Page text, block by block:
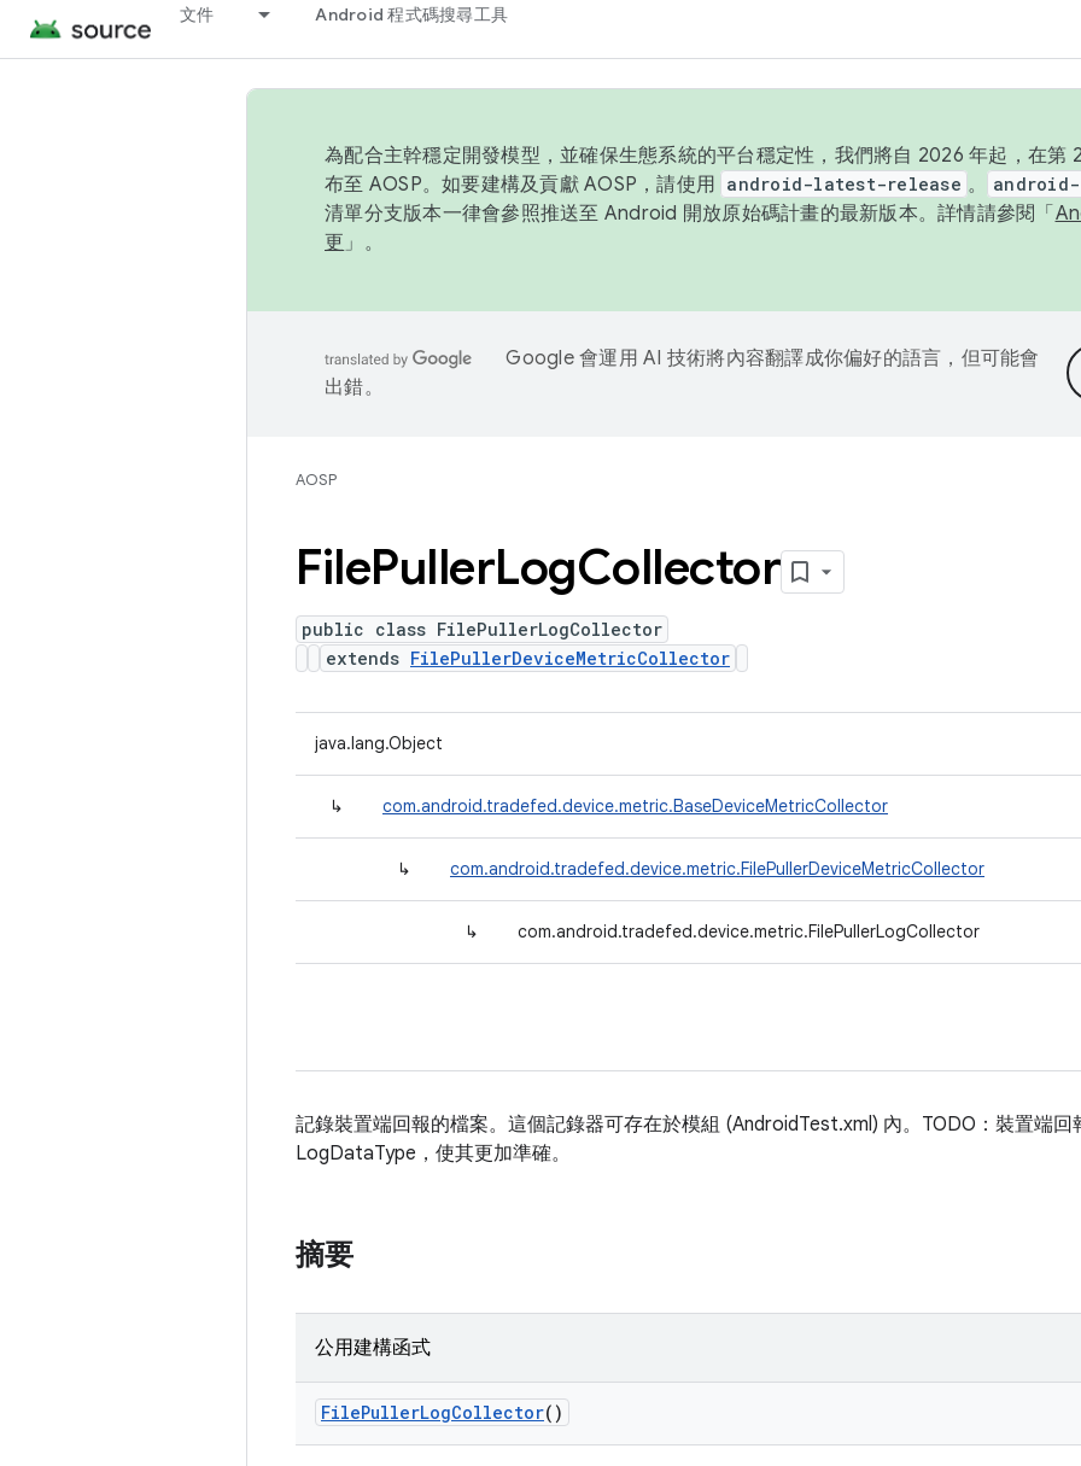
文件 Android 程式碼搜尋工具
為配合主幹穩定開發模型，並確保生態系統的平台穩定性，我們將自 2026 年起，在第
布至 AOSP。如要建構及貢獻 AOSP，請使用 android-latest-release 。
清單分支版本一律會參照推送至 Android 開放原始碼計畫的最新版本。詳情請參閱「
更 」。
Google 會運用 AI 技術將內容翻譯成你偏好的語言，但可能會
出錯。
AOSP
FilePullerLogCollector
public class FilePullerLogCollector
extends FilePullerDeviceMetricCollector
java.lang.Object
↳ com.android.tradefed.device.metric.BaseDeviceMetricCollector
↳ com.android.tradefed.device.metric.FilePullerDeviceMetricCollector
↳ com.android.tradefed.device.metric.FilePullerLogCollector
記錄裝置端回報的檔案。這個記錄器可存在於模組 (AndroidTest.xml) 內。TODO：裝置端
LogDataType，使其更加準確。
摘要
公用建構函式
FilePullerLogCollector()